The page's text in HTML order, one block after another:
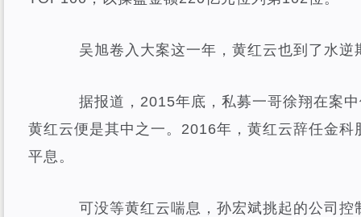
吴旭卷入大案这一年，黄红云也到了水逆
据报道，2015年底，私募一哥徐翔在案中
黄红云便是其中之一。2016年，黄红云辞任金科
平息。
可没等黄红云喘息，孙宏斌挑起的公司控